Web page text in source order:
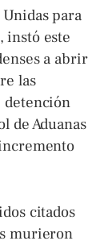
para
instó este
a abrir
las
detención
de Aduanas
citados
murieron